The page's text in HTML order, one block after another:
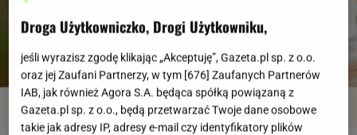
Przegląd Składniki Kroki
Droga Użytkowniczko, Drogi Użytkowniku,
jeśli wyrazisz zgodę klikając „Akceptuję”, Gazeta.pl sp. z o.o.
oraz jej Zaufani Partnerzy, w tym [676] Zaufanych Partnerów
IAB, jak również Agora S.A. będąca spółką powiązaną z
Gazeta.pl sp. z o.o., będą przetwarzać Twoje dane osobowe
takie jak adresy IP, adresy e-mail czy identyfikatory plików